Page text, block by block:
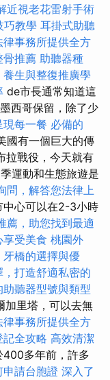
近視老花雷射手術
巧教學 耳掛式助聽
律事務所提供全方
骨推薦 助聽器種
養生與整復推廣學
de市長通常知道這
西哥保留，除了少
每一餐 必備的
國有一個巨大的傳
拉戰役，今天就有
運動和生態旅遊是
問，解答您法律上
中心可以在2-3小時
薦，助您找到最適
享受美食 桃園外
牙橋的選擇與優
打造舒適私密的
聽器型號與類型
加里塔，可以去無
律事務所提供全方
記全攻略 高效清潔
400多年前，許多
申請台胞證 深入了